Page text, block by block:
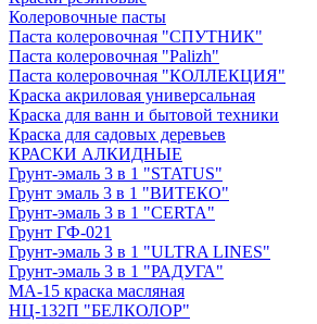
Колеровочные пасты
Паста колеровочная "СПУТНИК"
Паста колеровочная "Palizh"
Паста колеровочная "КОЛЛЕКЦИЯ"
Краска акриловая универсальная
Краска для ванн и бытовой техники
Краска для садовых деревьев
КРАСКИ АЛКИДНЫЕ
Грунт-эмаль 3 в 1 "STATUS"
Грунт эмаль 3 в 1 "ВИТЕКО"
Грунт-эмаль 3 в 1 "CERTA"
Грунт ГФ-021
Грунт-эмаль 3 в 1 "ULTRA LINES"
Грунт-эмаль 3 в 1 "РАДУГА"
МА-15 краска масляная
НЦ-132П "БЕЛКОЛОР"